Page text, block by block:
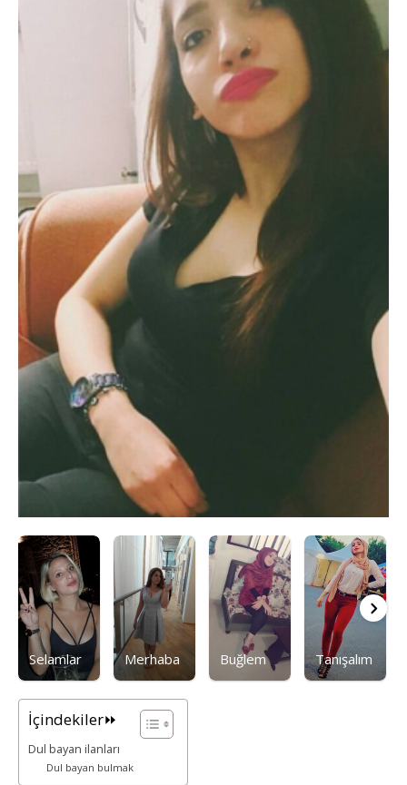
Selamlar Merhaba Buğlem Tanışalım
İçindekiler⏩
Dul bayan ilanları
Dul bayan bulmak